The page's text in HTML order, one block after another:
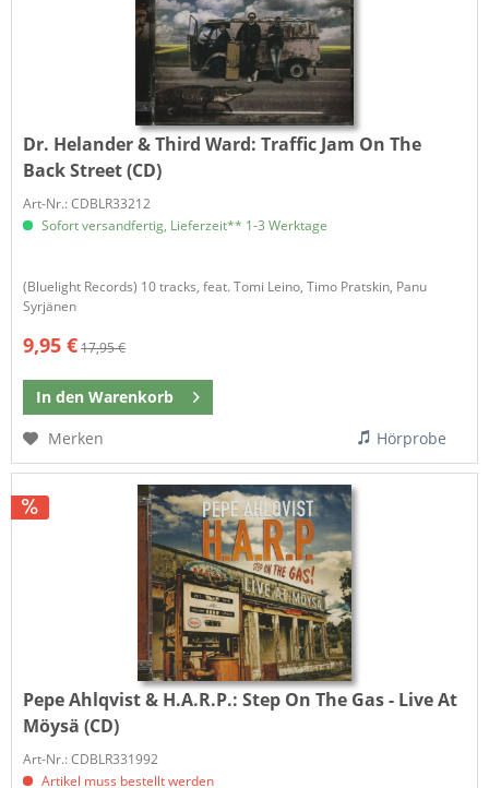
Dr. Helander & Third Ward: Traffic Jam On The
Back Street (CD)
Art-Nr.: CDBLR33212
Sofort versandfertig, Lieferzeit** 1-3 Werktage
(Bluelight Records) 10 tracks, feat. Tomi Leino, Timo Pratskin, Panu
Syrjänen
9,95 €17,95 €
In den Warenkorb
Merken
Hörprobe
Pepe Ahlqvist & H.A.R.P.: Step On The Gas - Live At
Möysä (CD)
Art-Nr.: CDBLR331992
Artikel muss bestellt werden